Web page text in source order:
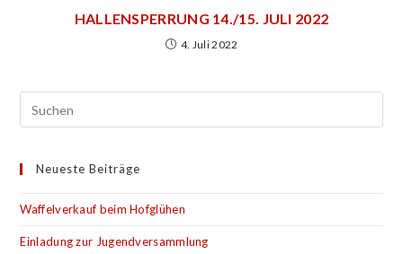
HALLENSPERRUNG 14./15. JULI 2022
4. Juli 2022
Neueste Beiträge
Waffelverkauf beim Hofglühen
Einladung zur Jugendversammlung